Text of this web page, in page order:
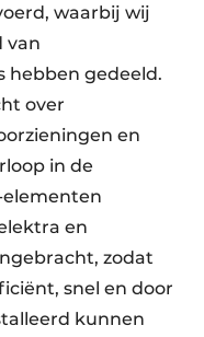
waarbij wij
van
hebben gedeeld.
over
en
in de
elementen
en
zodat
snel en door
kunnen